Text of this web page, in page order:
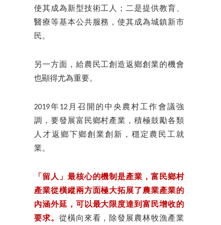
使其成為新型技術工人；二是提供教育、
醫療等基本公共服務，使其成為城鎮新市
民。
另一方面，給農民工創造返鄉創業的機會
也顯得尤為重要。
2019年12月召開的中央農村工作會議強
調，要發展富民鄉村產業，積極鼓勵各類
人才返鄉下鄉創業創新，穩定農民工就
業。
「留人」最核心的機制是產業，富民鄉村
產業從橫縱兩方面極大拓展了農業產業的
內涵外延，可以最大限度達到富民增收的
要求。 從橫向來看，除發展農林牧漁產業